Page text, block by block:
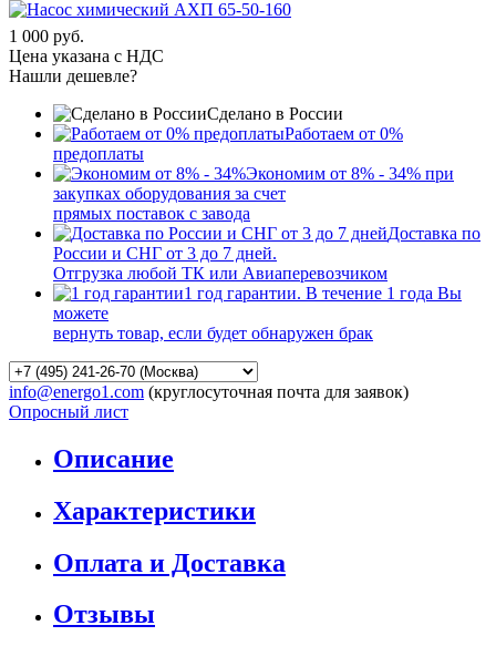
1 000 руб.
Цена указана с НДС
Нашли дешевле?
Сделано в России
Работаем от 0%
предоплаты
Экономим от 8% - 34% при
закупках оборудования за счет
прямых поставок с завода
Доставка по
России и СНГ от 3 до 7 дней.
Отгрузка любой ТК или Авиаперевозчиком
1 год гарантии. В течение 1 года Вы
можете
вернуть товар, если будет обнаружен брак
info@energo1.com (круглосуточная почта для заявок)
Опросный лист
Описание
Характеристики
Оплата и Доставка
Отзывы